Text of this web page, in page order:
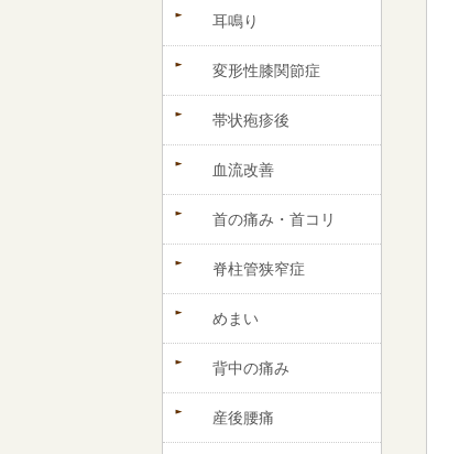
耳鳴り
変形性膝関節症
帯状疱疹後
血流改善
首の痛み・首コリ
脊柱管狭窄症
めまい
背中の痛み
産後腰痛